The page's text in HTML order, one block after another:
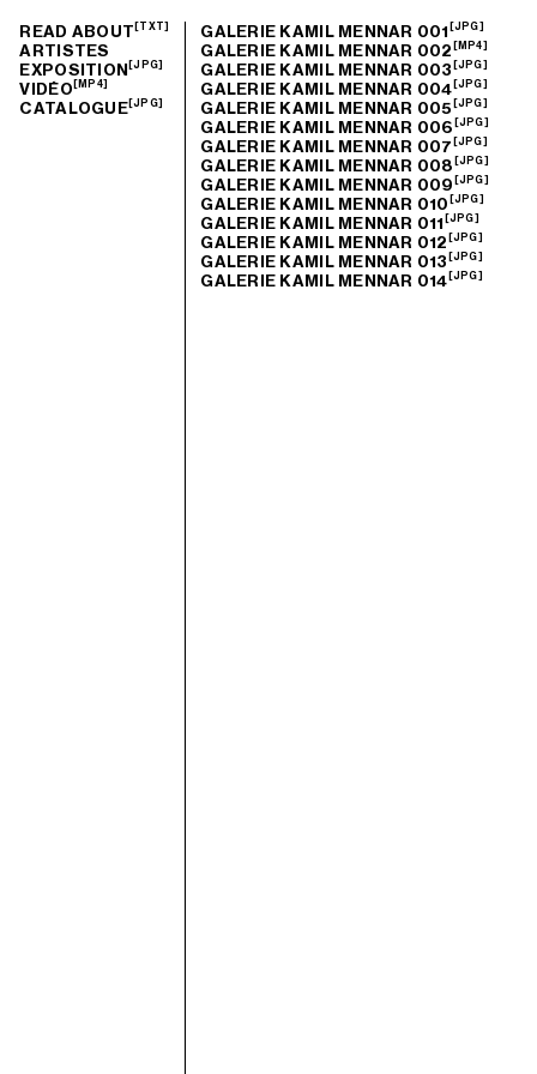
READ ABOUT[TXT]
ARTISTES
EXPOSITION[JPG]
VIDÉO [MP4]
CATALOGUE[JPG]
GALERIE KAMIL MENNAR 001 [JPG]
GALERIE KAMIL MENNAR 002 [MP4]
GALERIE KAMIL MENNAR 003 [JPG]
GALERIE KAMIL MENNAR 004 [JPG]
GALERIE KAMIL MENNAR 005 [JPG]
GALERIE KAMIL MENNAR 006 [JPG]
GALERIE KAMIL MENNAR 007 [JPG]
GALERIE KAMIL MENNAR 008 [JPG]
GALERIE KAMIL MENNAR 009 [JPG]
GALERIE KAMIL MENNAR 010 [JPG]
GALERIE KAMIL MENNAR 011 [JPG]
GALERIE KAMIL MENNAR 012 [JPG]
GALERIE KAMIL MENNAR 013 [JPG]
GALERIE KAMIL MENNAR 014 [JPG]